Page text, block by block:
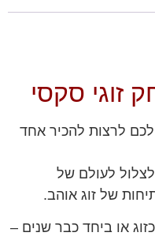
זוגי סקסי
לרצות להכיר אחד
לעולם של
של זוג אוהב.
או ביחד כבר שנים –